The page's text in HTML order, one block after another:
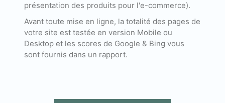
présentation des produits pour l'e-commerce).
Avant toute mise en ligne, la totalité des pages de
votre site est testée en version Mobile ou
Desktop et les scores de Google & Bing vous
sont fournis dans un rapport.